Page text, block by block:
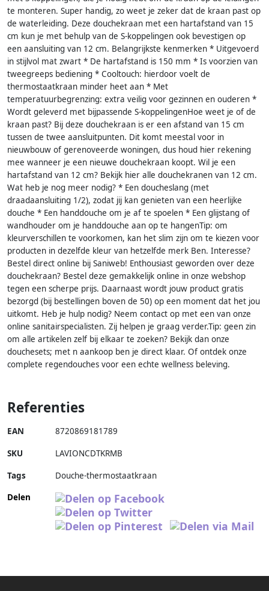
te monteren. Super handig, zo weet je zeker dat de kraan past op
de waterleiding. Deze douchekraan met een hartafstand van 15
cm kun je met behulp van de S-koppelingen ook bevestigen op
een aansluiting van 12 cm. Belangrijkste kenmerken * Uitgevoerd
in stijlvol mat zwart * De hartafstand is 150 mm * Is voorzien van
tweegreeps bediening * Cooltouch: hierdoor voelt de
thermostaatkraan minder heet aan * Met
temperatuurbegrenzing: extra veilig voor gezinnen en ouderen *
Wordt geleverd met bijpassende S-koppelingenHoe weet je of de
kraan past? Bij deze douchekraan is er een afstand van 15 cm
tussen de twee aansluitpunten. Dit komt meestal voor in
nieuwbouw of gerenoveerde woningen, dus houd hier rekening
mee wanneer je een nieuwe douchekraan koopt. Wil je een
hartafstand van 12 cm? Bekijk hier alle douchekranen van 12 cm.
Wat heb je nog meer nodig? * Een doucheslang (met
draadaansluiting 1/2), zodat jij kan genieten van een heerlijke
douche * Een handdouche om je af te spoelen * Een glijstang of
wandhouder om je handdouche aan op te hangenTip: om
kleurverschillen te voorkomen, kan het slim zijn om te kiezen voor
producten in dezelfde kleur van hetzelfde merk Ben. Interesse?
Bestel direct online bij Saniweb! Enthousiast geworden over deze
douchekraan? Bestel deze gemakkelijk online in onze webshop
tegen een scherpe prijs. Daarnaast wordt jouw product gratis
bezorgd (bij bestellingen boven de 50) op een moment dat het jou
uitkomt. Heb je hulp nodig? Neem contact op met een van onze
online sanitairspecialisten. Zij helpen je graag verder.Tip: geen zin
om alle artikelen zelf bij elkaar te zoeken? Bekijk dan onze
douchesets; met n aankoop ben je direct klaar. Of ontdek onze
complete regendouches voor een echte wellness beleving.
Referenties
EAN 8720869181789
SKU LAVIONCDTKRMB
Tags
Douche-thermostaatkraan
Delen